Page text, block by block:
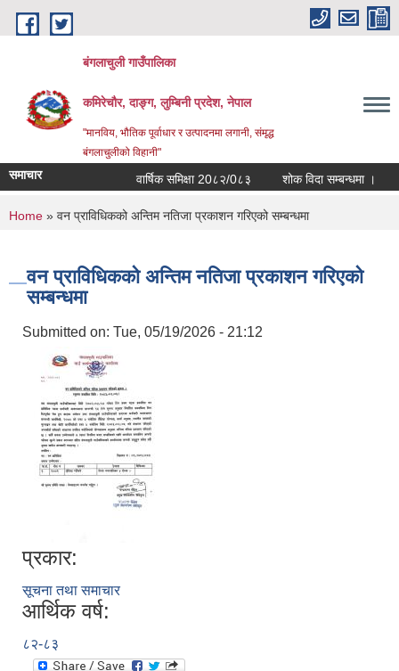
Skip to main content
बंगलाचुली गाउँपालिका
कमिरेचौर, दाङ्ग, लुम्बिनी प्रदेश, नेपाल
"मानविय, भौतिक पूर्वाधार र उत्पादनमा लगानी, संमृद्ध
बंगलाचुलीको विहानी"
समाचार वार्षिक समिक्षा 20८२/0८३ शोक विदा सम्बन्धमा ।
You are here
Home » वन प्राविधिकको अन्तिम नतिजा प्रकाशन गरिएको सम्बन्धमा
वन प्राविधिकको अन्तिम नतिजा प्रकाशन गरिएको
सम्बन्धमा
Submitted on: Tue, 05/19/2026 - 21:12
प्रकार:
सूचना तथा समाचार
आर्थिक वर्ष:
८२-८३